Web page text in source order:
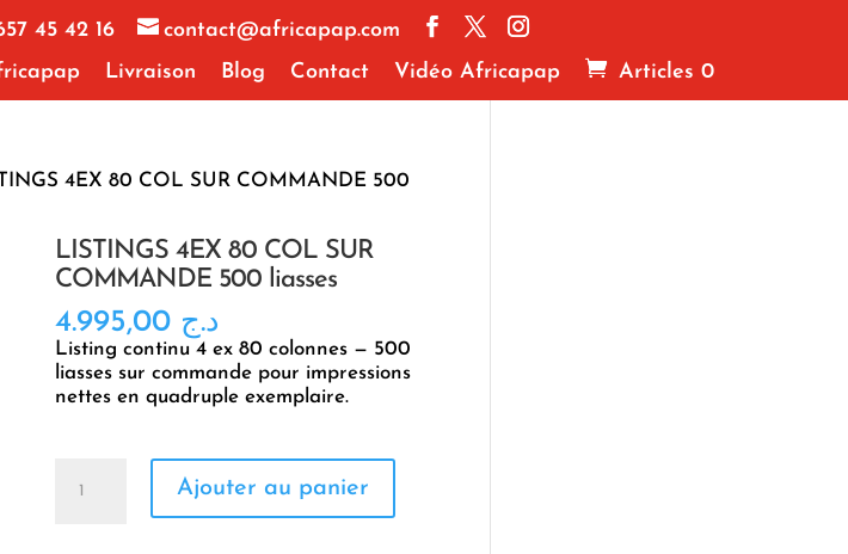
45 42 16
contact@africapap.com
Livraison Blog Contact Vidéo Africapap Articles 0
4EX 80 COL SUR COMMANDE 500
LISTINGS 4EX 80 COL SUR
COMMANDE 500 liasses
د.ج 4.995,00
Listing continu 4 ex 80 colonnes — 500
liasses sur commande pour impressions
nettes en quadruple exemplaire.
Ajouter au panier